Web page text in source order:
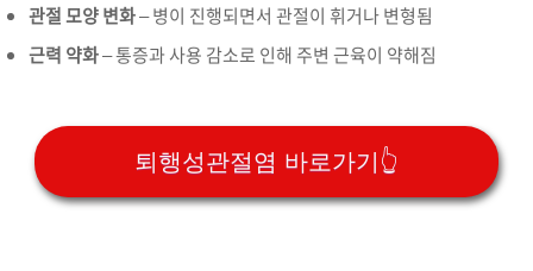
관절 모양 변화– 병이 진행되면서 관절이 휘거나 변형됨
근력 약화– 통증과 사용 감소로 인해 주변 근육이 약해짐
퇴행성관절염 바로가기👆